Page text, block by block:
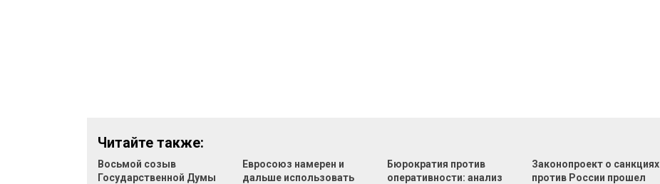
Читайте также:
Восьмой созыв
Государственной Думы
Евросоюз намерен и
дальше использовать
Бюрократия против
оперативности: анализ
Законопроект о санкциях
против России прошел